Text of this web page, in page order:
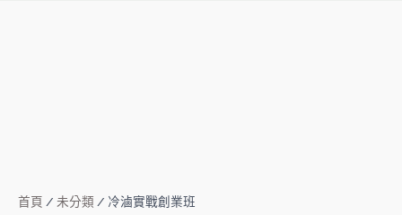
首頁 / 未分類 / 冷滷實戰創業班